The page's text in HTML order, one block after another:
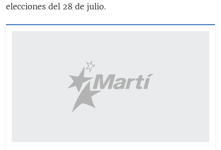
elecciones del 28 de julio.